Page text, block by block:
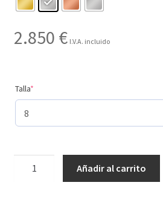
2.850 € I.V.A. incluido
Talla*(required)
Añadir al carrito